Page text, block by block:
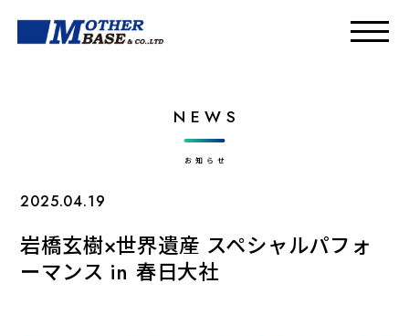
NEWS
お知らせ
2025.04.19
岩橋玄樹×世界遺産 スペシャルパフォ
ーマンス in 春日大社